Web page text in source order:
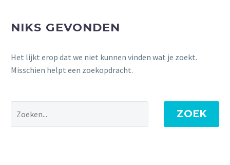
NIKS GEVONDEN
Het lijkt erop dat we niet kunnen vinden wat je zoekt.
Misschien helpt een zoekopdracht.
ZOEK